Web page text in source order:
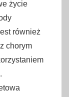
życie
również
chorym